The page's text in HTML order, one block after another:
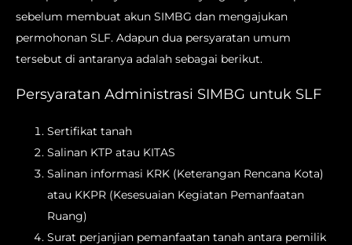
sebelum membuat akun SIMBG dan mengajukan
permohonan SLF. Adapun dua persyaratan umum
tersebut di antaranya adalah sebagai berikut.
Persyaratan Administrasi SIMBG untuk SLF
Sertifikat tanah
Salinan KTP atau KITAS
Salinan informasi KRK (Keterangan Rencana Kota)
atau KKPR (Kesesuaian Kegiatan Pemanfaatan
Ruang)
Surat perjanjian pemanfaatan tanah antara pemilik